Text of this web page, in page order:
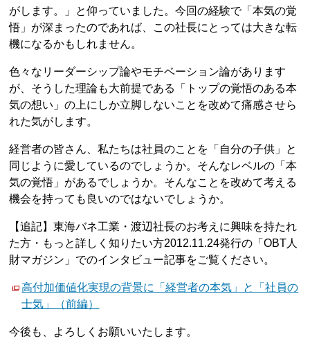
がします。」と仰っていました。今回の経験で「本気の覚
悟」が深まったのであれば、この社長にとっては大きな転
機になるかもしれません。
色々なリーダーシップ論やモチベーション論があります
が、そうした理論も大前提である「トップの覚悟のある本
気の想い」の上にしか立脚しないことを改めて痛感させら
れた気がします。
経営者の皆さん、私たちは社員のことを「自分の子供」と
同じように愛しているのでしょうか。そんなレベルの「本
気の覚悟」があるでしょうか。そんなことを改めて考える
機会を持っても良いのではないでしょうか。
【追記】東海バネ工業・渡辺社長のお考えに興味を持たれ
た方・もっと詳しく知りたい方2012.11.24発行の「OBT人
財マガジン」でのインタビュー記事をご覧ください。
高付加価値化実現の背景に「経営者の本気」と「社員の
士気」（前編）
今後も、よろしくお願いいたします。